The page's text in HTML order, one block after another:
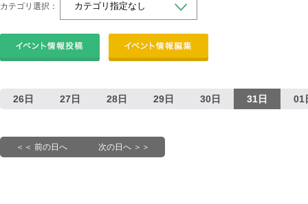
カテゴリ選択：
26日 27日 28日 29日 30日 31日 01
＜＜ 前の日へ 次の日へ ＞＞